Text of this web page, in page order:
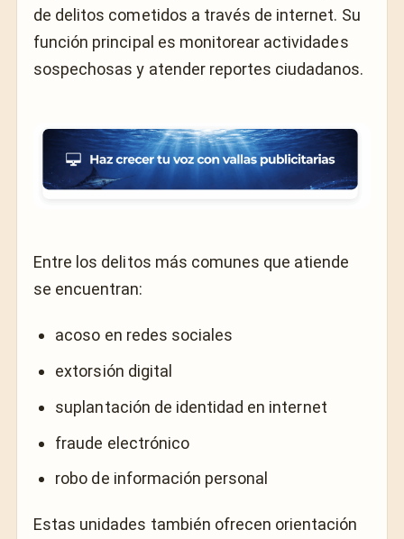
de delitos cometidos a través de internet. Su
función principal es monitorear actividades
sospechosas y atender reportes ciudadanos.
Entre los delitos más comunes que atiende
se encuentran:
acoso en redes sociales
extorsión digital
suplantación de identidad en internet
fraude electrónico
robo de información personal
Estas unidades también ofrecen orientación